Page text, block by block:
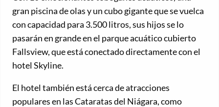
gran piscina de olas y un cubo gigante que se vuelca
con capacidad para 3.500 litros, sus hijos se lo
pasarán en grande en el parque acuático cubierto
Fallsview, que está conectado directamente con el
hotel Skyline.
El hotel también está cerca de atracciones
populares en las Cataratas del Niágara, como